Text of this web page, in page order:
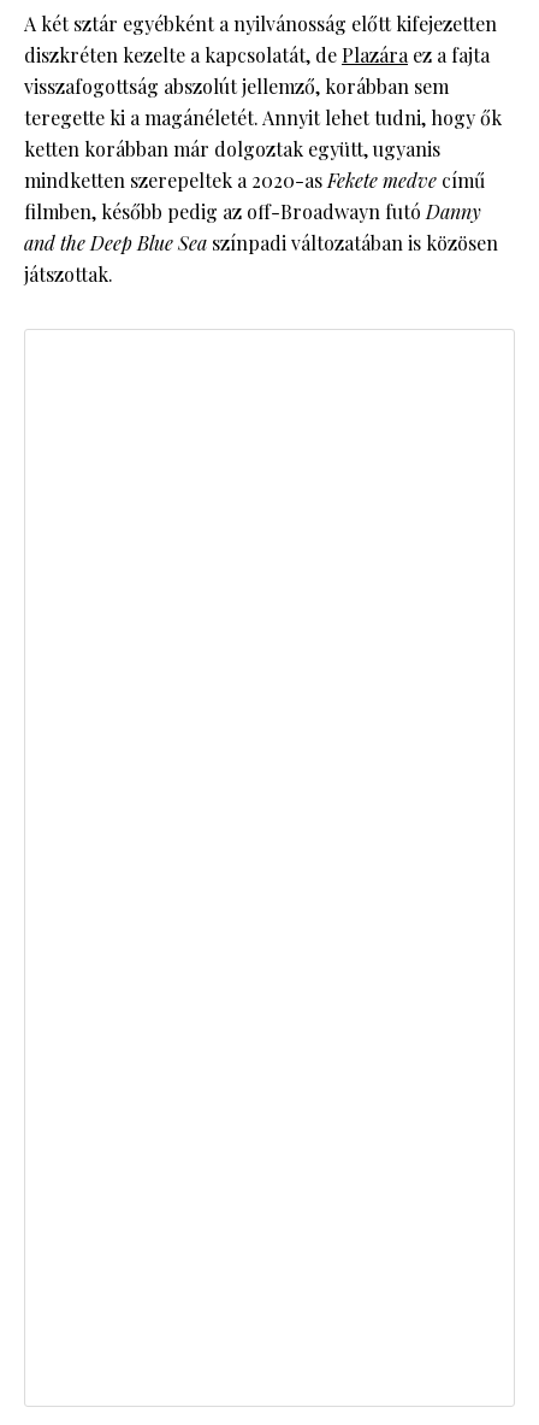
A két sztár egyébként a nyilvánosság előtt kifejezetten
diszkréten kezelte a kapcsolatát, dePlazáraez a fajta
visszafogottság abszolút jellemző, korábban sem
teregette ki a magánéletét. Annyit lehet tudni, hogy ők
ketten korábban már dolgoztak együtt, ugyanis
mindketten szerepeltek a 2020-asFekete medve című
filmben, később pedig az off-Broadwayn futóDanny
and the Deep Blue Sea színpadi változatában is közösen
játszottak.